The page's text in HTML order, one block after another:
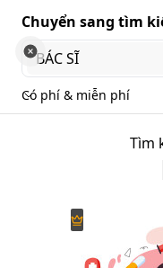
Chuyển sang tìm
Có phí & miễn phí
Tìm